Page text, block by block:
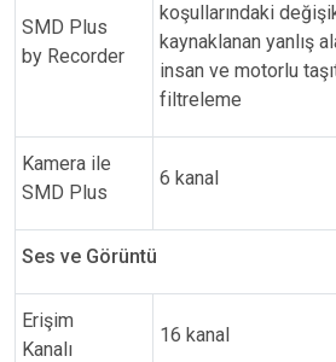
SMD Plus
by Recorder
koşullarındaki
kaynaklanan yanlış
insan ve motorlu
filtreleme
Kamera ile
SMD Plus
6 kanal
Ses ve Görüntü
Erişim
Kanalı
16 kanal